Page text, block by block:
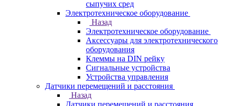
сыпучих сред
Электротехническое оборудование
Назад
Электротехническое оборудование
Аксессуары для электротехнического
оборудования
Клеммы на DIN рейку
Сигнальные устройства
Устройства управления
Датчики перемещений и расстояния
Назад